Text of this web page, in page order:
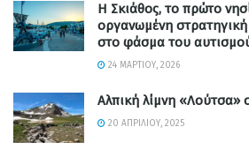
Η Σκιάθος, το πρώτο
οργανωμένη
στο φάσμα του
24 ΜΑΡΤΊΟΥ, 2026
Αλπική λίμνη «Λούτσα»
20 ΑΠΡΙΛΊΟΥ, 2025